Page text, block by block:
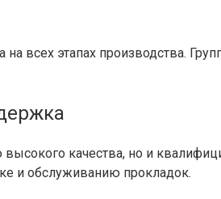
всех этапах производства.
качества, но и
и обслуживанию прокладок.